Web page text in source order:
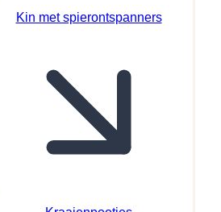
Kin met spierontspanners